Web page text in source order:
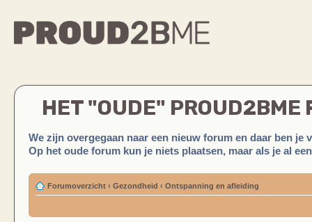
HET "OUDE" PROUD2BME
We zijn overgegaan naar een nieuw forum en daar ben je
Op het oude forum kun je niets plaatsen, maar als je al
Forumoverzicht ‹ Gezondheid ‹ Ontspanning en afleiding